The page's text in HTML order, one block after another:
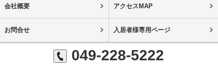
会社概要 アクセスMAP
お問合せ 入居者様専用ページ
049-228-5222